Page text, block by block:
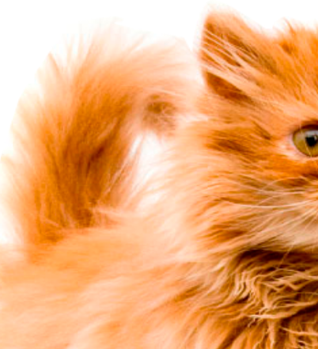
и антибактериално